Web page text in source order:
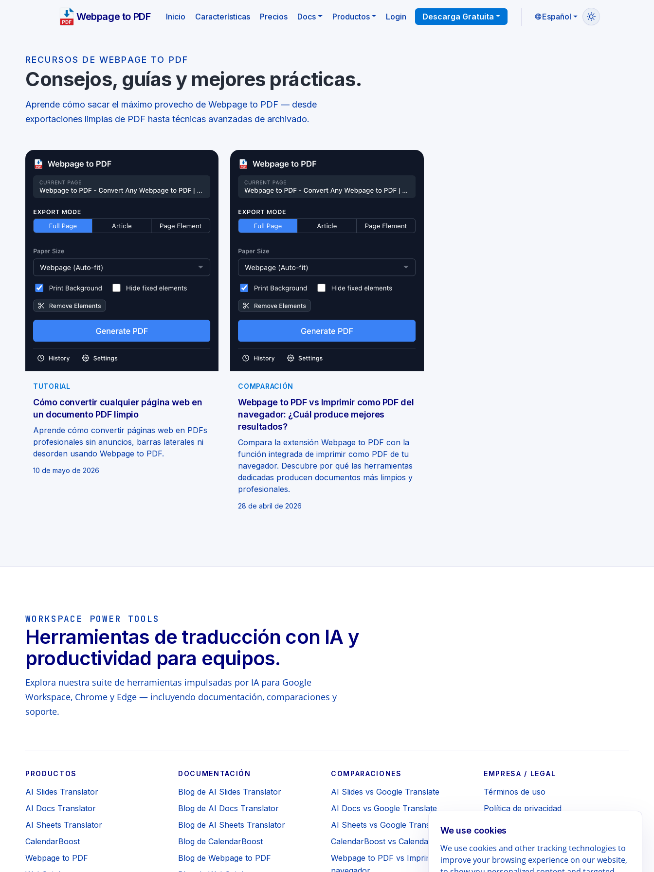
Webpage to PDF Inicio (actual)
Características Precios Docs Productos Login Descarga Gratuita Español
RECURSOS DE WEBPAGE TO PDF
Consejos, guías y mejores prácticas.
Aprende cómo sacar el máximo provecho de Webpage to PDF — desde
exportaciones limpias de PDF hasta técnicas avanzadas de archivado.
TUTORIAL
Cómo convertir cualquier página web en
un documento PDF limpio
Aprende cómo convertir páginas web en PDFs
profesionales sin anuncios, barras laterales ni
desorden usando Webpage to PDF.
10 de mayo de 2026
COMPARACIÓN
Webpage to PDF vs Imprimir como PDF del
navegador: ¿Cuál produce mejores
resultados?
Compara la extensión Webpage to PDF con la
función integrada de imprimir como PDF de tu
navegador. Descubre por qué las herramientas
dedicadas producen documentos más limpios y
profesionales.
28 de abril de 2026
WORKSPACE POWER TOOLS
Herramientas de traducción con IA y
productividad para equipos.
Explora nuestra suite de herramientas impulsadas por IA para Google
Workspace, Chrome y Edge — incluyendo documentación, comparaciones y
soporte.
PRODUCTOS
AI Slides Translator
AI Docs Translator
AI Sheets Translator
CalendarBoost
Webpage to PDF
DOCUMENTACIÓN
Blog de AI Slides Translator
Blog de AI Docs Translator
Blog de AI Sheets Translator
Blog de CalendarBoost
Blog de Webpage to PDF
COMPARACIONES
AI Slides vs Google Translate
AI Docs vs Google Translate
AI Sheets vs Google Translate
CalendarBoost vs Calendario nativo
Webpage to PDF vs Imprimir del
EMPRESA / LEGAL
Términos de uso
Política de privacidad
Política de reembolso
We use cookies
We use cookies and other tracking technologies to
improve your browsing experience on our website,